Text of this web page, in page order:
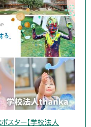
スター【学校法人